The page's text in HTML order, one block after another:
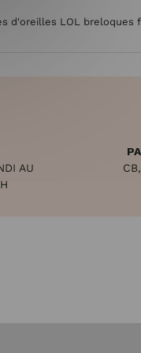
d'oreilles LOL
AU